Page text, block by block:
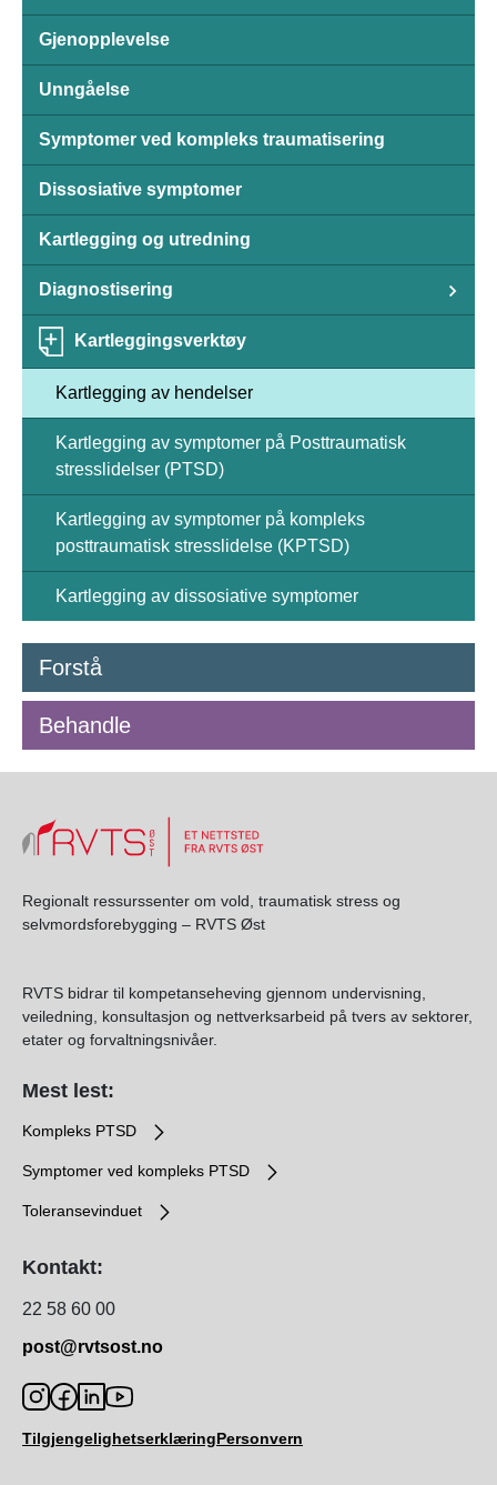
Gjenopplevelse
Unngåelse
Symptomer ved kompleks traumatisering
Dissosiative symptomer
Kartlegging og utredning
Diagnostisering
Kartleggingsverktøy
Kartlegging av hendelser
Kartlegging av symptomer på Posttraumatisk
stresslidelser (PTSD)
Kartlegging av symptomer på kompleks
posttraumatisk stresslidelse (KPTSD)
Kartlegging av dissosiative symptomer
Forstå
Behandle
Regionalt ressurssenter om vold, traumatisk stress og
selvmordsforebygging – RVTS Øst
RVTS bidrar til kompetanseheving gjennom undervisning,
veiledning, konsultasjon og nettverksarbeid på tvers av sektorer,
etater og forvaltningsnivåer.
Kontakt:
22 58 60 00
post@rvtsost.no
Mest lest:
Kompleks PTSD
Symptomer ved kompleks PTSD
Toleransevinduet
TilgjengelighetserklæringPersonvern